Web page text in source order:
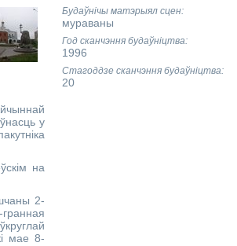
у
на
2-
мае 8-
Будаўнічы матэрыял сцен
мураваны
Год сканчэння будаўніцтва
1996
Стагоддзе сканчэння будаўніцтва
20